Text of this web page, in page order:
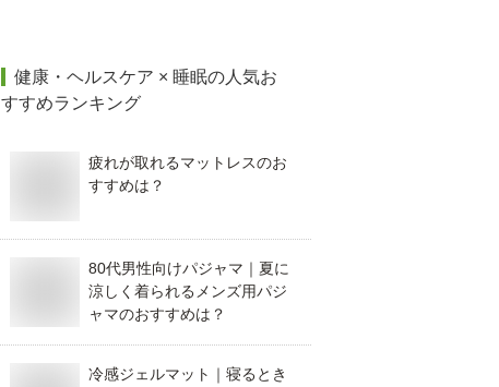
健康・ヘルスケア × 睡眠の人気お
すすめランキング
疲れが取れるマットレスのお
すすめは？
80代男性向けパジャマ｜夏に
涼しく着られるメンズ用パジ
ャマのおすすめは？
冷感ジェルマット｜寝るとき